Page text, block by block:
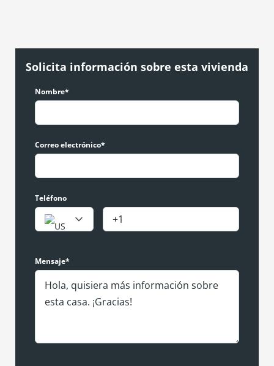
Solicita información sobre esta vivienda
Nombre*
Correo electrónico*
Teléfono
Mensaje*